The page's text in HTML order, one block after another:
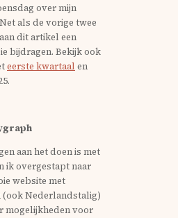
over mijn
als de vorige twee
dit artikel een
bijdragen. Bekijk ook
eerste kwartaal en
aan het doen is met
ik overgestapt naar
website met
(ook Nederlandstalig)
mogelijkheden voor